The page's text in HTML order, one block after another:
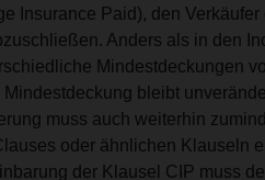
Insurance Paid), den
Anders als in den
Mindestdeckungen
bleibt
muss auch weiterhin
oder ähnlichen Klauseln
der Klausel CIP muss